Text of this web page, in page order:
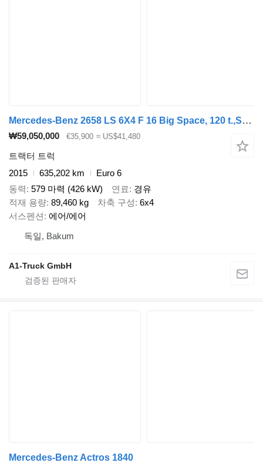
Mercedes-Benz 2658 LS 6X4 F 16 Big Space, 120 t.,Schwerlast 6x4
₩59,050,000 €35,900 ≈ US$41,480
트랙터 트럭
2015
635,202 km
Euro 6
동력 579 마력 (426 kW) 연료
경유
적재 용량 89,460 kg 차축 구성 6x4
서스펜션 에어/에어
독일, Bakum
A1-Truck GmbH
Mercedes-Benz Actros 1840